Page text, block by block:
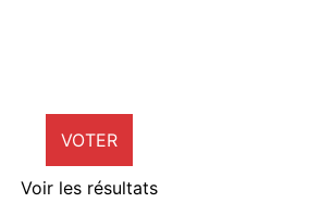
VOTER
Voir les résultats